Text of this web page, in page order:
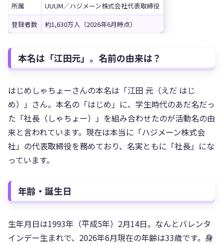
所属
UUUM／ハジメーン株式会社代表取締役
登録者数
約1,630万人（2026年6月時点）
本名は「江田元」。名前の由来は？
はじめしゃちょーさんの本名は「江田 元（えだ はじ
め）」さん。本名の「はじめ」に、学生時代のあだ名だっ
た「社長（しゃちょー）」を組み合わせたのが活動名の由
来と言われています。現在は本当に「ハジメーン株式会
社」の代表取締役を務めており、名実ともに「社長」にな
っています。
年齢・誕生日
生年月日は1993年（平成5年）2月14日。なんとバレンタ
インデー生まれで、2026年6月現在の年齢は33歳です。身